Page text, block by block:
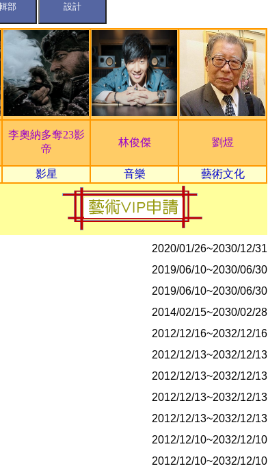
李奧納多奪23影
帝
林俊傑 劉煜
影星 音樂 藝術文化
2012/12/10~2032/12/10
2012/12/10~2032/12/10
2012/12/08~2032/12/08
2012/12/08~2032/12/08
2012/12/08~2032/12/08
2020/02/01~2035/02/01
2020/01/26~2030/01/31
2020/01/26~2030/12/31
2020/01/26~2030/12/31